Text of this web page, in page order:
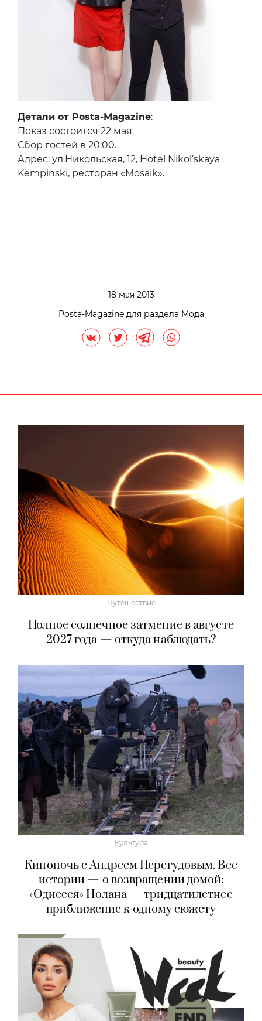
Детали от Posta-Magazine:
Показ состоится 22 мая.
Сбор гостей в 20:00.
Адрес: ул.Никольская, 12, Hotel Nikol’skaya
Kempinski, ресторан «Mosaik».
18 мая 2013
Posta-Magazine для раздела Мода
Путешествие
Полное солнечное затмение в августе
2027 года — откуда наблюдать?
Культура
Киноночь с Андреем Перегудовым. Все
истории — о возвращении домой:
«Одиссея» Нолана — тридцатилетнее
приближение к одному сюжету